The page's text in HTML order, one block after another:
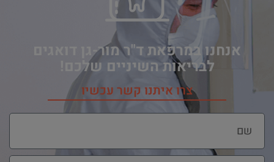
אנחנו במרפאת ד"ר מור-גן דואגים
לבריאות השיניים שלכם!
צרו איתנו קשר עכשיו